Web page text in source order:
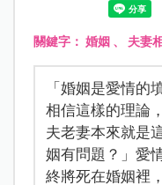
關鍵字： 婚姻 、 夫妻
「婚姻是愛情的
相信這樣的理論
夫老妻本來就是
姻有問題？」愛
終將死在婚姻裡